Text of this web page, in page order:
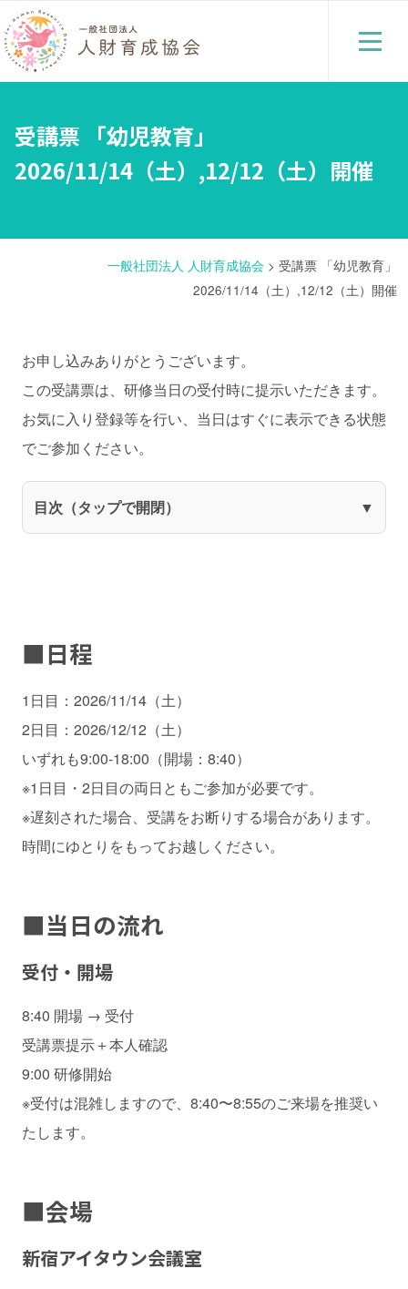
受講票 「幼児教育」
2026/11/14（土）,12/12（土）開催
一般社団法人 人財育成協会 > 受講票 「幼児教育」
2026/11/14（土）,12/12（土）開催
お申し込みありがとうございます。
この受講票は、研修当日の受付時に提示いただきます。
お気に入り登録等を行い、当日はすぐに表示できる状態
でご参加ください。
目次（タップで開閉）
■日程
1日目：2026/11/14（土）
2日目：2026/12/12（土）
いずれも9:00-18:00（開場：8:40）
※1日目・2日目の両日ともご参加が必要です。
※遅刻された場合、受講をお断りする場合があります。
時間にゆとりをもってお越しください。
■当日の流れ
受付・開場
8:40 開場 → 受付
受講票提示＋本人確認
9:00 研修開始
※受付は混雑しますので、8:40〜8:55のご来場を推奨い
たします。
■会場
新宿アイタウン会議室